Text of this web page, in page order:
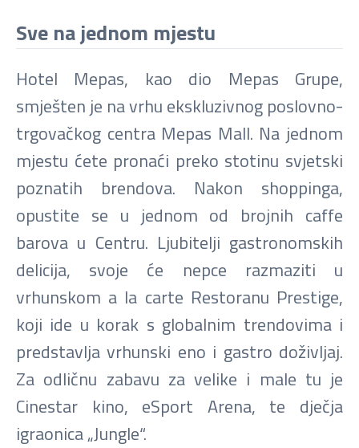
Sve na jednom mjestu
Hotel Mepas, kao dio Mepas Grupe,
smješten je na vrhu ekskluzivnog poslovno-
trgovačkog centra Mepas Mall. Na jednom
mjestu ćete pronaći preko stotinu svjetski
poznatih brendova. Nakon shoppinga,
opustite se u jednom od brojnih caffe
barova u Centru. Ljubitelji gastronomskih
delicija, svoje će nepce razmaziti u
vrhunskom a la carte Restoranu Prestige,
koji ide u korak s globalnim trendovima i
predstavlja vrhunski eno i gastro doživljaj.
Za odličnu zabavu za velike i male tu je
Cinestar kino, eSport Arena, te dječja
igraonica „Jungle“.